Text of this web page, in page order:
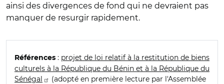
ainsi des divergences de fond qui ne devraient pas
manquer de resurgir rapidement.
Références : projet de loi relatif à la restitution de biens
culturels à la République du Bénin et à la République du
Sénégal
(adopté en première lecture par l'Assemblée